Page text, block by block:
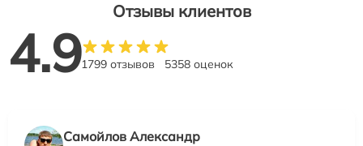
Отзывы клиентов
4.91799 отзывов 5358 оценок
Самойлов Александр